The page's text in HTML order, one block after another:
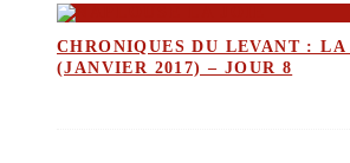
CHRONIQUES DU LEVANT : LA
(JANVIER 2017) – JOUR 8